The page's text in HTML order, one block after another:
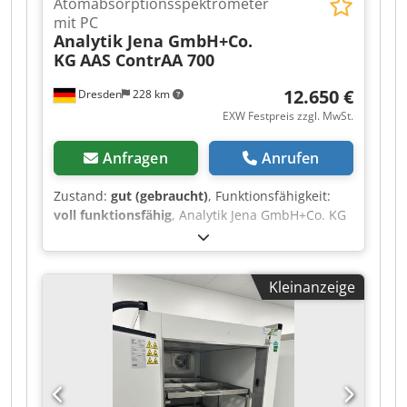
Dresden 228 km
mit PC
Analytik Jena GmbH+Co.
KG AAS ContrAA 700
12.650 €
EXW Festpreis zzgl. MwSt.
Anfragen Anrufen
Zustand: gut (gebraucht), Funktionsfähigkeit:
voll funktionsfähig, Analytik Jena GmbH+Co. KG
High-Resolution Continuum Source
Atomabsorptionsspektrometer mit PC, AAS
ContrAA 700 Modell: AASContrAA700 Zustand:
Gebraucht Technische Daten: 230V AC 50/60Hz
2100VA Allgemeines: Optisches System
Reflexionsoptik mit Schutzbeschichtung und
optisches System mit lichtdichter Kapselung
Monochromator Echelle- Gitter-
Doppelmonochromator mit F=380 mm
Kleinanzeige